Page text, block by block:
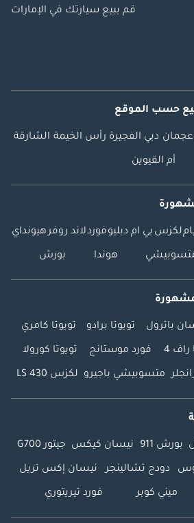
قم ببيع سيارتك في الإمارات
حسب الموقع
عجمان دبي الفجيرة رأس الخيمة الشارقة
أم القيوين
لكزس بي ام دبليوفوردلاند روفرهيونداي
هوندا بورش
باترول تويوتا برادو تويوتا كامري
راف 4 فورد موستانج تويوتا كورولا
متسوبيشي باجيرو لكزس LS 430
بورش 911 نيسان كيكس جيتور G700
دودج تشالينجر نيسان إكس تريل
ميني كوبر فورد تيريتوري